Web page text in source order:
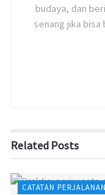
budaya, dan
senang jika
Related Posts
CATATAN PERJALANAN